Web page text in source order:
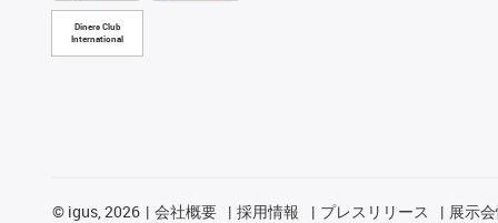
Diners Club
International
© igus, 2026 会社概要 採用情報 プレスリリース 展示